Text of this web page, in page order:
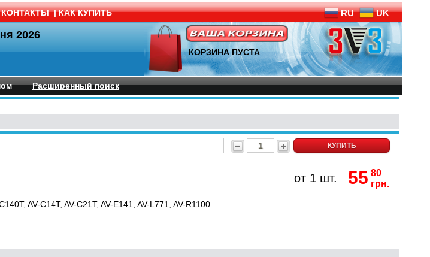
КОНТАКТЫ | КАК КУПИТЬ RU UK
2026
КОРЗИНА ПУСТА
Расширенный поиск
КУПИТЬ
AV-C14T, AV-C21T, AV-E141, AV-L771, AV-R1100
от 1 шт. 55 80
грн.